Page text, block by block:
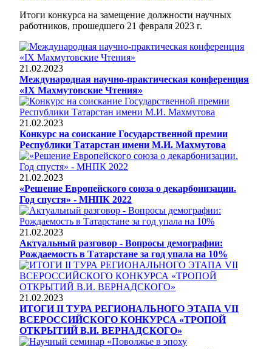
Итоги конкурса на замещение должности научных
работников, прошедшего 21 февраля 2023 г.
21.02.2023
Международная научно-практическая конференция
«IX Махмутовские Чтения»
21.02.2023
Конкурс на соискание Государственной премии
Республики Татарстан имени М.И. Махмутова
21.02.2023
«Решение Европейского союза о декарбонизации.
Год спустя» - МНПК 2022
21.02.2023
Актуальный разговор - Вопросы демографии:
Рождаемость в Татарстане за год упала на 10%
21.02.2023
ИТОГИ II ТУРА РЕГИОНАЛЬНОГО ЭТАПА VII
ВСЕРОССИЙСКОГО КОНКУРСА «ТРОПОЙ
ОТКРЫТИЙ В.И. ВЕРНАДСКОГО»